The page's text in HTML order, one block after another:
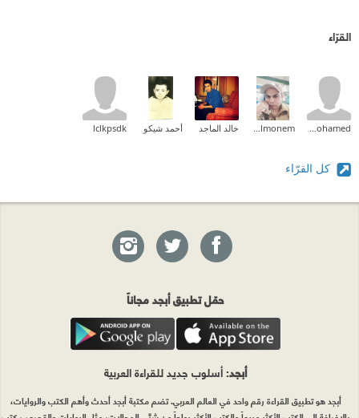
القرّاء
خالد الماجد أحمد شيكو lclkpsdk
كل القرّاء
حمّل تطبيق أبجد مجاناً
أبجد: أسلوب جديد للقراءة العربية
أبجد هو تطبيق القراءة رقم واحد في العالم العربي. تضم مكتبة أبجد أحدث وأهم الكتب والروايات،